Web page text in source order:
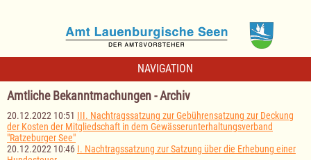
NAVIGATION
Amtliche Bekanntmachungen - Archiv
20.12.2022 10:51 III. Nachtragssatzung zur Gebührensatzung zur Deckung
der Kosten der Mitgliedschaft in dem Gewässerunterhaltungsverband
"Ratzeburger See"
20.12.2022 10:46 I. Nachtragssatzung zur Satzung über die Erhebung einer